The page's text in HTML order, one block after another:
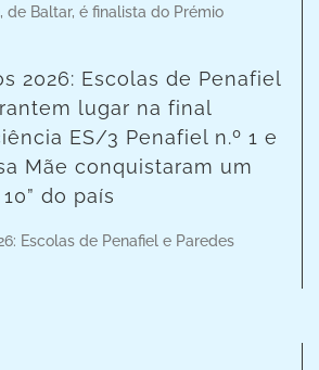
de Baltar, é finalista do Prémio
2026: Escolas de Penafiel
lugar na final
ES/3 Penafiel n.º 1 e
Mãe conquistaram um
do país
Escolas de Penafiel e Paredes